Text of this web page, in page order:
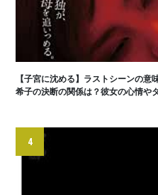
【子宮に沈める】ラストシーンの
希子の決断の関係は？彼女の心情や
4